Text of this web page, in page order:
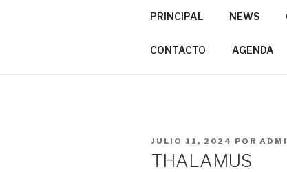
PRINCIPAL NEWS
CONTACTO AGENDA
PUBLICADO
EN
JULIO 11, 2024 POR
THALAMUS